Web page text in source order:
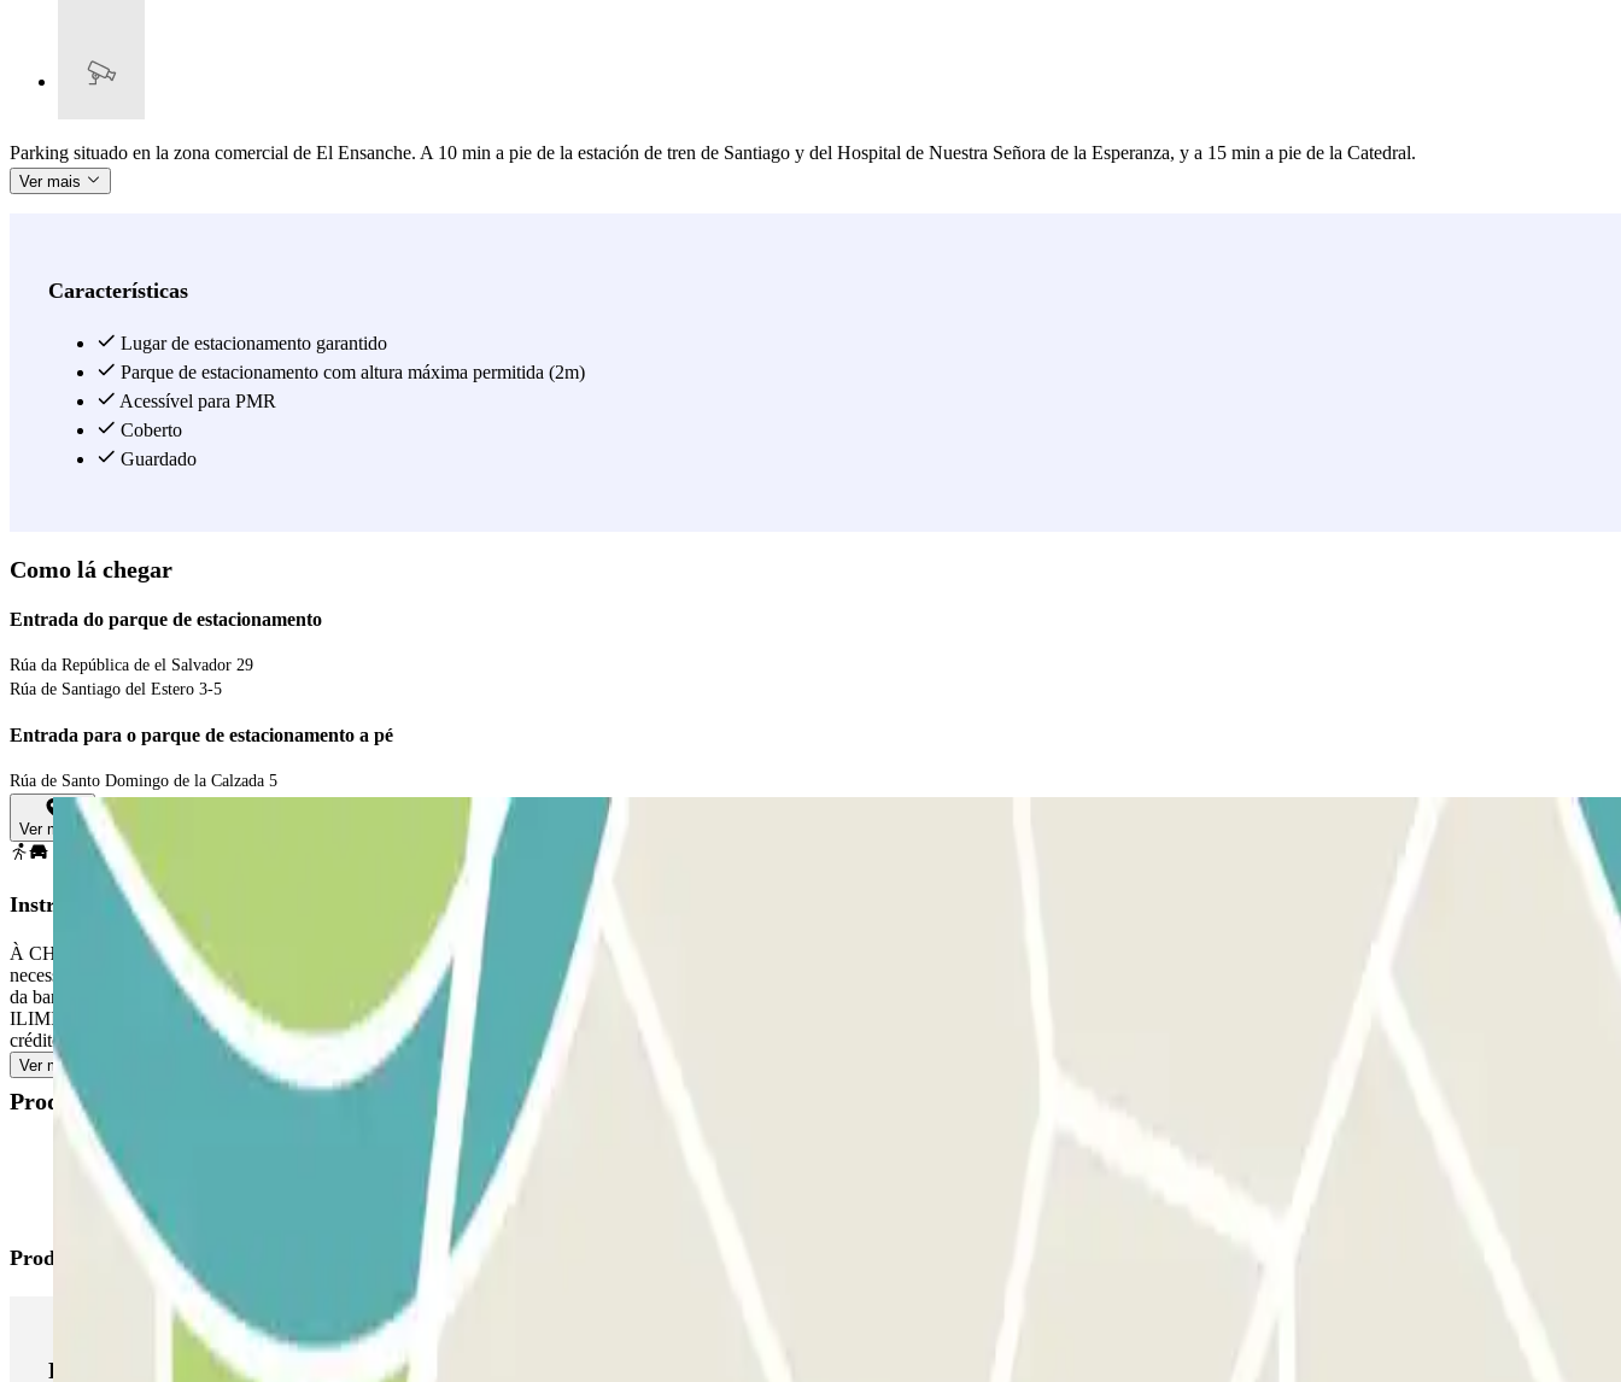
Parking situado en la zona comercial de El Ensanche. A 10 min a pie de la estación de tren de Santiago y del Hospital de Nuestra Señora de la Esperanza, y a 15 min a pie de la Catedral.
Ver mais
Características
Lugar de estacionamento garantido
Parque de estacionamento com altura máxima permitida (2m)
Acessível para PMR
Coberto
Guardado
Como lá chegar
Entrada do parque de estacionamento
Rúa da República de el Salvador 29
Rúa de Santiago del Estero 3-5
Entrada para o parque de estacionamento a pé
Rúa de Santo Domingo de la Calzada 5
Ver mapa
Instruções
À CHEGADA: Entrar no parque de estacionamento. PARA ABRIR A BARREIRA: Pare em frente da barreira. O leitor de matrículas reconhecerá o seu veículo e a barreira abrir-se-á automaticamente sem
necessidade de premir qualquer botão. Estacione num espaço livre. SE A BARREIRA NÃO SE ABRIR: ligue para o intercomunicador 24h indicando o número da sua matrícula. PARA SAIR: Pare em frente
da barreira. O leitor de matrículas reconhecerá o seu veículo e a barreira abrir-se-á automaticamente sem necessidade de premir qualquer botão. SE O SEU PASSAPORTE PERMITIR A ENTRADA E SAÍDA
ILIMITADAS: Siga o mesmo procedimento acima descrito para entrar e sair. Se tiver excedido a sua estadia: dirija-se ao multibanco e indique o seu número de matrícula para pagar a franquia com cartão de
crédito. A franquia será calculada com base na tarifa do parque de estacionamento
Ver mais
Produtos disponíveis
Produtos Parclick
Produtos Parclick